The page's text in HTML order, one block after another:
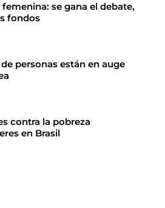
se gana el debate,
fondos
personas están en auge
contra la pobreza
en Brasil